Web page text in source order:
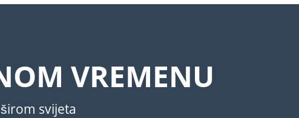
VREMENU
svijeta